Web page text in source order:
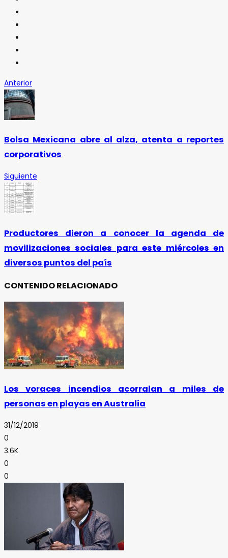
Anterior
Bolsa Mexicana abre al alza, atenta a reportes
corporativos
Siguiente
Productores dieron a conocer la agenda de
movilizaciones sociales para este miércoles en
diversos puntos del país
CONTENIDO RELACIONADO
Los voraces incendios acorralan a miles de
personas en playas en Australia
31/12/2019
0
3.6K
0
0